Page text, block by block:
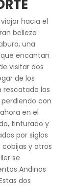
hacia el
belleza
una
encantan
visitar dos
de los
rescatado las
con
en el
tinturado y
por siglos
y otros
se
Andinos
dos